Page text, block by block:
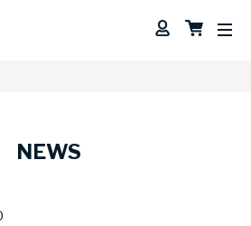
NEWS